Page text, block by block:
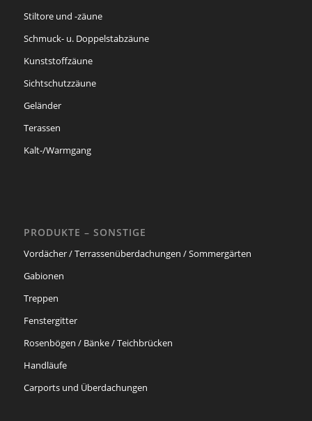
Stiltore und -zäune
Schmuck- u. Doppelstabzäune
Kunststoffzäune
Sichtschutzzäune
Geländer
Terassen
Kalt-/Warmgang
PRODUKTE – SONSTIGE
Vordächer / Terrassenüberdachungen / Sommergärten
Gabionen
Treppen
Fenstergitter
Rosenbögen / Bänke / Teichbrücken
Handläufe
Carports und Überdachungen